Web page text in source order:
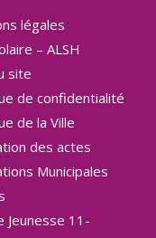
légales
– ALSH
site
de confidentialité
de la Ville
des actes
Municipales
Jeunesse 11-